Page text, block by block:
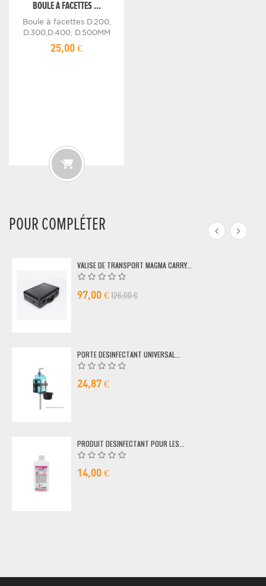
BOULE A FACETTES ...
Boule à facettes D.200,
D.300,D.400, D.500MM
25,00 €
POUR COMPLÉTER
VALISE DE TRANSPORT MAGMA CARRY...
97,00 €126,00 €
PORTE DESINFECTANT UNIVERSAL...
24,87 €
PRODUIT DESINFECTANT POUR LES...
14,00 €